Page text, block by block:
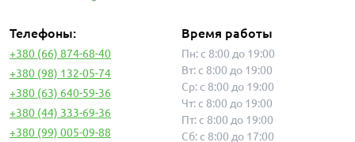
Телефоны:
+380 (66) 874-68-40
+380 (98) 132-05-74
+380 (63) 640-59-36
+380 (44) 333-69-36
+380 (99) 005-09-88
Время работы
Пн: с 8:00 до 19:00
Вт: с 8:00 до 19:00
Ср: с 8:00 до 19:00
Чт: с 8:00 до 19:00
Пт: с 8:00 до 19:00
Сб: с 8:00 до 17:00